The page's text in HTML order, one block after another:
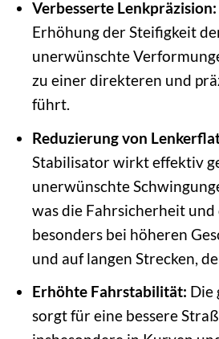
Verbesserte Lenkpräzision:
Erhöhung der Steifigkeit
unerwünschte
zu einer direkteren und
führt.
Reduzierung von
Stabilisator wirkt effektiv
unerwünschte
was die Fahrsicherheit und
besonders bei höheren
und auf langen Strecken,
Erhöhte Fahrstabilität: Die
sorgt für eine bessere